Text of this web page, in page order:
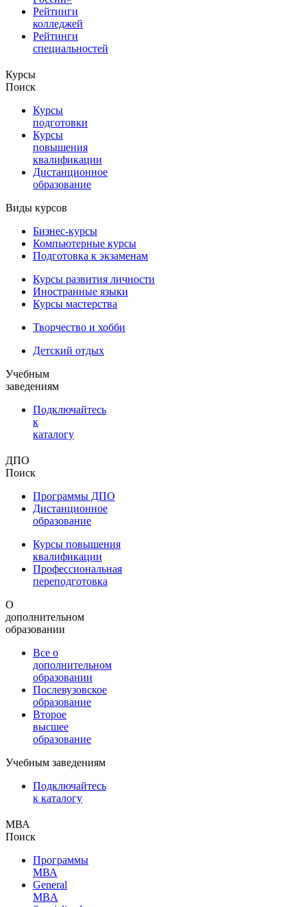
Рейтинги
колледжей
Рейтинги
специальностей
Курсы
Поиск
Курсы
подготовки
Курсы
повышения
квалификации
Дистанционное
образование
Виды курсов
Бизнес-курсы
Компьютерные курсы
Подготовка к экзаменам
Курсы развития личности
Иностранные языки
Курсы мастерства
Творчество и хобби
Детский отдых
Учебным
заведениям
Подключайтесь
к
каталогу
ДПО
Поиск
Программы ДПО
Дистанционное
образование
Курсы повышения
квалификации
Профессиональная
переподготовка
О
дополнительном
образовании
Все о
дополнительном
образовании
Послевузовское
образование
Второе
высшее
образование
Учебным заведениям
Подключайтесь
к каталогу
МВА
Поиск
Программы
МВА
General
MBA